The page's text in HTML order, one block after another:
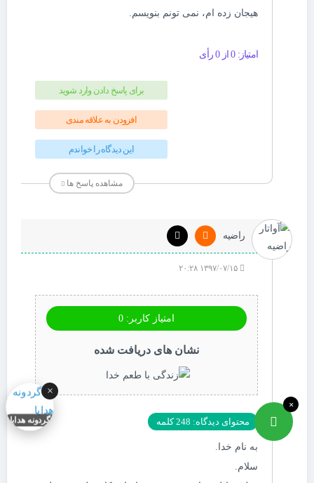
هیجان زده ام، نمی تونم بنویسم.
امتیاز: 0 از 0 رأی
برای پاسخ دادن وارد شوید
افزودن به علاقه مندی
این دیدگاه را خواندم
مشاهده پاسخ ها
راضیه
امتیاز کاربر: 0
نشان های دریافت شده
محتوای دیدگاه: 248 کلمه
به نام خدا.
سلام.
×
×
گردونه هدایا